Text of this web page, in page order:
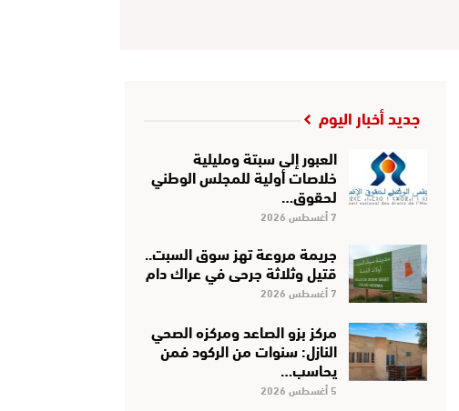
جديد أخبار اليوم
العبور إلى سبتة ومليلية
خلاصات أولية للمجلس الوطني
لحقوق…
7 أغسطس 2026
جريمة مروعة تهز سوق السبت..
قتيل وثلاثة جرحى في عراك دام
7 أغسطس 2026
مركز بزو الصاعد ومركزه الصحي
النازل: سنوات من الركود فمن
يحاسب…
5 أغسطس 2026